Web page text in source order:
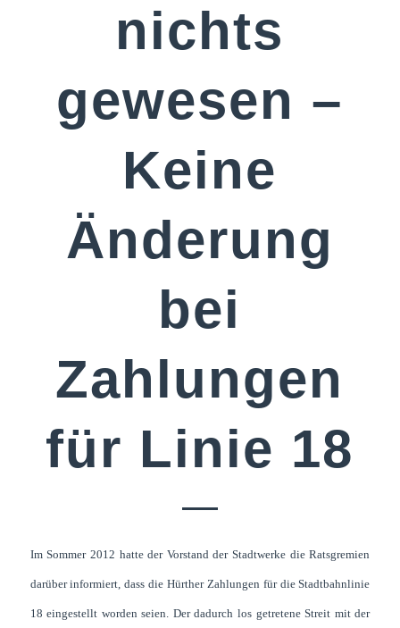
nichts
gewesen –
Keine
Änderung
bei
Zahlungen
für Linie 18
Im Sommer 2012 hatte der Vorstand der Stadtwerke die Ratsgremien
darüber infor­miert, dass die Hürther Zahl­ungen für die Stadt­bahn­linie
18 eingestellt worden seien. Der dadurch los getretene Streit mit der